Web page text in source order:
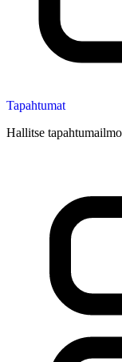
Tapahtumat
Hallitse